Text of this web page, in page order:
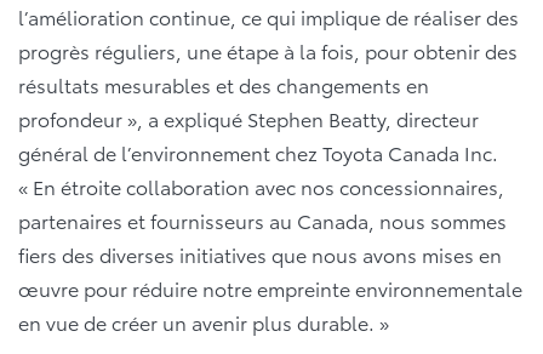
l’amélioration continue, ce qui implique de réaliser des
progrès réguliers, une étape à la fois, pour obtenir des
résultats mesurables et des changements en
profondeur », a expliqué Stephen Beatty, directeur
général de l’environnement chez Toyota Canada Inc.
« En étroite collaboration avec nos concessionnaires,
partenaires et fournisseurs au Canada, nous sommes
fiers des diverses initiatives que nous avons mises en
œuvre pour réduire notre empreinte environnementale
en vue de créer un avenir plus durable. »